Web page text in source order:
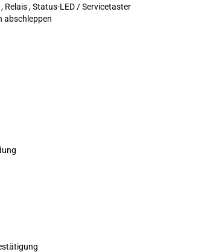
, Status-LED / Servicetaster
abschleppen